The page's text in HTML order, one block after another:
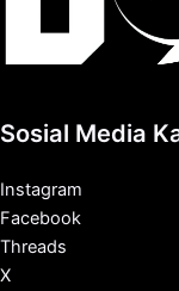
Sosial Media
Instagram
Facebook
Threads
X